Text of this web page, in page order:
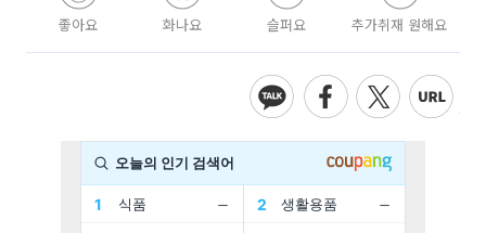
좋아요 화나요 슬퍼요 추가취재 원해요